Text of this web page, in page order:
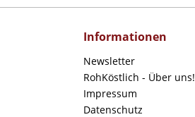
Informationen
Newsletter
RohKöstlich - Über uns!
Impressum
Datenschutz